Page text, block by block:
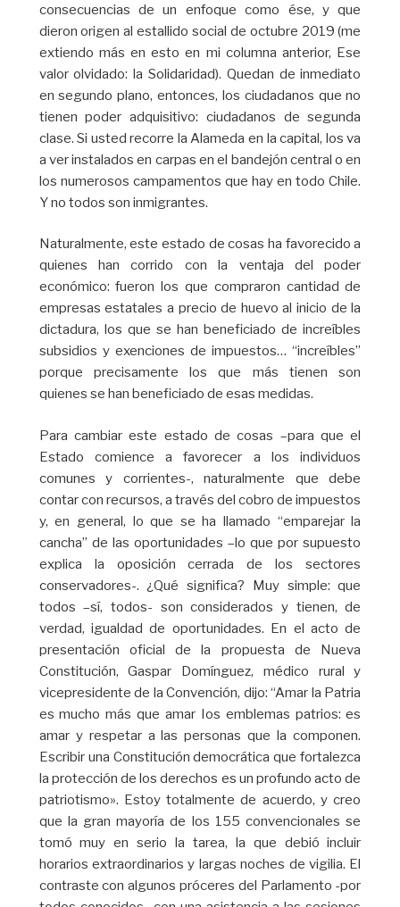
consecuencias de un enfoque como ése, y que
dieron origen al estallido social de octubre 2019 (me
extiendo más en esto en mi columna anterior, Ese
valor olvidado: la Solidaridad). Quedan de inmediato
en segundo plano, entonces, los ciudadanos que no
tienen poder adquisitivo: ciudadanos de segunda
clase. Si usted recorre la Alameda en la capital, los va
a ver instalados en carpas en el bandejón central o en
los numerosos campamentos que hay en todo Chile.
Y no todos son inmigrantes.
Naturalmente, este estado de cosas ha favorecido a
quienes han corrido con la ventaja del poder
económico: fueron los que compraron cantidad de
empresas estatales a precio de huevo al inicio de la
dictadura, los que se han beneficiado de increíbles
subsidios y exenciones de impuestos… “increíbles”
porque precisamente los que más tienen son
quienes se han beneficiado de esas medidas.
Para cambiar este estado de cosas –para que el
Estado comience a favorecer a los individuos
comunes y corrientes-, naturalmente que debe
contar con recursos, a través del cobro de impuestos
y, en general, lo que se ha llamado “emparejar la
cancha” de las oportunidades –lo que por supuesto
explica la oposición cerrada de los sectores
conservadores-. ¿Qué significa? Muy simple: que
todos –sí, todos- son considerados y tienen, de
verdad, igualdad de oportunidades. En el acto de
presentación oficial de la propuesta de Nueva
Constitución, Gaspar Domínguez, médico rural y
vicepresidente de la Convención, dijo: “Amar la Patria
es mucho más que amar Ios emblemas patrios: es
amar y respetar a las personas que la componen.
Escribir una Constitución democrática que fortalezca
la protección de los derechos es un profundo acto de
patriotismo». Estoy totalmente de acuerdo, y creo
que la gran mayoría de los 155 convencionales se
tomó muy en serio la tarea, la que debió incluir
horarios extraordinarios y largas noches de vigilia. El
contraste con algunos próceres del Parlamento -por